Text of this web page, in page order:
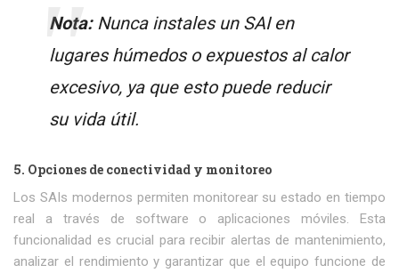
Nota:Nunca instales un SAI en
lugares húmedos o expuestos al calor
excesivo, ya que esto puede reducir
su vida útil.
5. Opciones de conectividad y monitoreo
Los SAIs modernos permiten monitorear su estado en tiempo
real a través de software o aplicaciones móviles. Esta
funcionalidad es crucial para recibir alertas de mantenimiento,
analizar el rendimiento y garantizar que el equipo funcione de